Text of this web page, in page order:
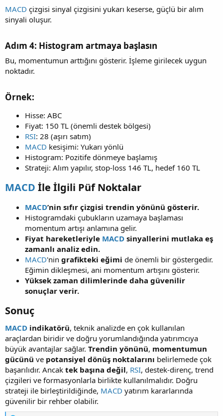
MACD çizgisi sinyal çizgisini yukarı keserse, güçlü bir alım
sinyali oluşur.
Adım 4: Histogram artmaya başlasın​
Bu, momentumun arttığını gösterir. İşleme girilecek uygun
noktadır.
Örnek:
Hisse: ABC
Fiyat: 150 TL (önemli destek bölgesi)
RSI: 28 (aşırı satım)
MACD kesişimi: Yukarı yönlü
Histogram: Pozitife dönmeye başlamış
Strateji: Alım yapılır, stop-loss 146 TL, hedef 160 TL
MACD İle İlgili Püf Noktalar​
MACD’nin sıfır çizgisi trendin yönünü gösterir.
Histogramdaki çubukların uzamaya başlaması
momentum artışı anlamına gelir.
Fiyat hareketleriyle MACD sinyallerini mutlaka eş
zamanlı analiz edin.
MACD'nin grafikteki eğimi de önemli bir göstergedir.
Eğimin dikleşmesi, ani momentum artışını gösterir.
Yüksek zaman dilimlerinde daha güvenilir
sonuçlar verir.
Sonuç​
MACD indikatörü, teknik analizde en çok kullanılan
araçlardan biridir ve doğru yorumlandığında yatırımcıya
büyük avantajlar sağlar. Trendin yönünü, momentumun
gücünü ve potansiyel dönüş noktalarını belirlemede çok
başarılıdır. Ancak tek başına değil, RSI, destek-direnç, trend
çizgileri ve formasyonlarla birlikte kullanılmalıdır. Doğru
strateji ile birleştirildiğinde, MACD yatırım kararlarında
güvenilir bir rehber olabilir.